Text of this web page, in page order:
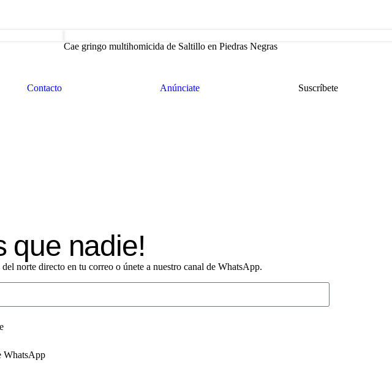
Cae gringo multihomicida de Saltillo en Piedras Negras
Contacto Anúnciate Suscríbete
que nadie!
norte directo en tu correo o únete a nuestro canal de WhatsApp.
WhatsApp